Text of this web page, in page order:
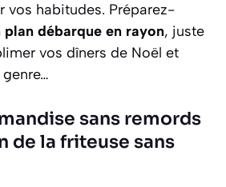
vos habitudes. Préparez-
débarque en rayon, juste
vos dîners de Noël et
sans remords
de la friteuse sans